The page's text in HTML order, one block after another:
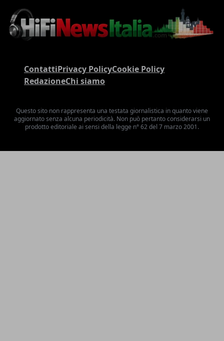
ContattiPrivacy PolicyCookie Policy
RedazioneChi siamo
Questo sito non rappresenta una testata giornalistica in quanto viene
aggiornato senza alcuna periodicità. Non può pertanto considerarsi un
prodotto editoriale ai sensi della legge n° 62 del 7 marzo 2001.